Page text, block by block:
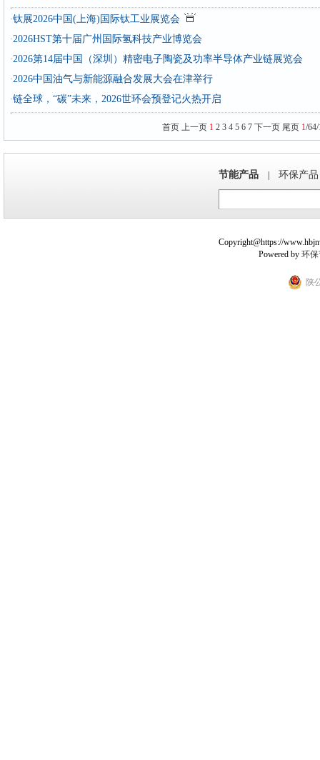
·钛展2026中国(上海)国际钛工业展览会
·2026HST第十届广州国际氢科技产业博览会
·2026第14届中国（深圳）精密电子陶瓷及功率半导体产业链展览会
·2026中国油气与新能源融合发展大会在津举行
·链全球，“碳”未来，2026世环会预登记火热开启
首页 上一页 1 2 3 4 5 6 7 下一页 尾页 1/64/
节能产品 环保产品
Copyright@https://
Powered by 环
陕